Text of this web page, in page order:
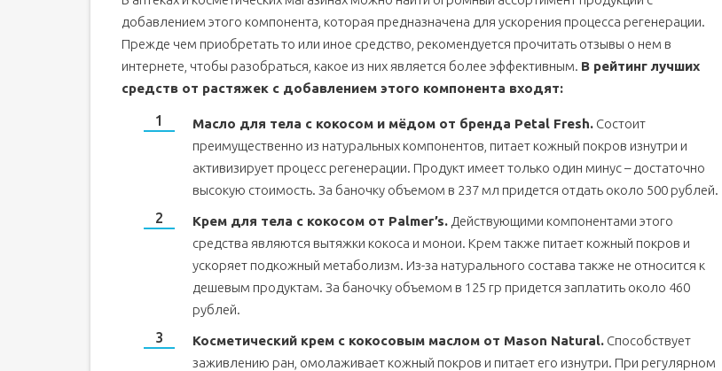
добавлением этого компонента, которая предназначена для ускорения процесса регенерации.
Прежде чем приобретать то или иное средство, рекомендуется прочитать отзывы о нем в
интернете, чтобы разобраться, какое из них является более эффективным. В рейтинг лучших
средств от растяжек с добавлением этого компонента входят:
Масло для тела с кокосом и мёдом от бренда Petal Fresh. Состоит
преимущественно из натуральных компонентов, питает кожный покров изнутри и
активизирует процесс регенерации. Продукт имеет только один минус – достаточно
высокую стоимость. За баночку объемом в 237 мл придется отдать около 500 рублей.
Крем для тела с кокосом от Palmer’s. Действующими компонентами этого
средства являются вытяжки кокоса и монои. Крем также питает кожный покров и
ускоряет подкожный метаболизм. Из-за натурального состава также не относится к
дешевым продуктам. За баночку объемом в 125 гр придется заплатить около 460
рублей.
Косметический крем с кокосовым маслом от Mason Natural. Способствует
заживлению ран, омолаживает кожный покров и питает его изнутри. При регулярном